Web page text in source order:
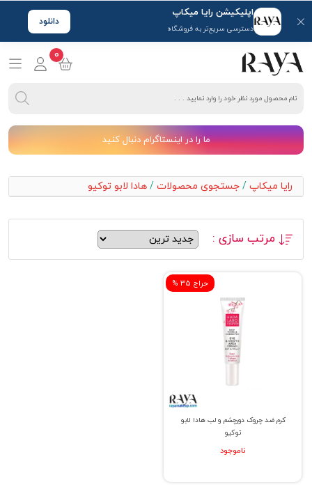
اپلیکیشن رایا میکاپ
دسترسی سریع‌تر به فروشگاه
دانلود
0
ما را در اینستاگرام دنبال کنید
رایا میکاپ / جستجوی محصولات / هادا لابو توکیو
مرتب سازی :
% حراج 35
کرم ضد چروک دورچشم و لب هادا لابو
توکیو
ناموجود